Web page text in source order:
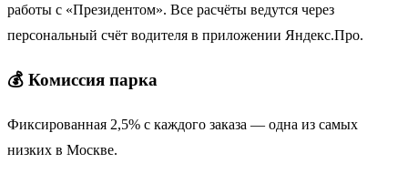
работы с «Президентом». Все расчёты ведутся через
персональный счёт водителя в приложении Яндекс.Про.
💰 Комиссия парка
Фиксированная 2,5% с каждого заказа — одна из самых
низких в Москве.